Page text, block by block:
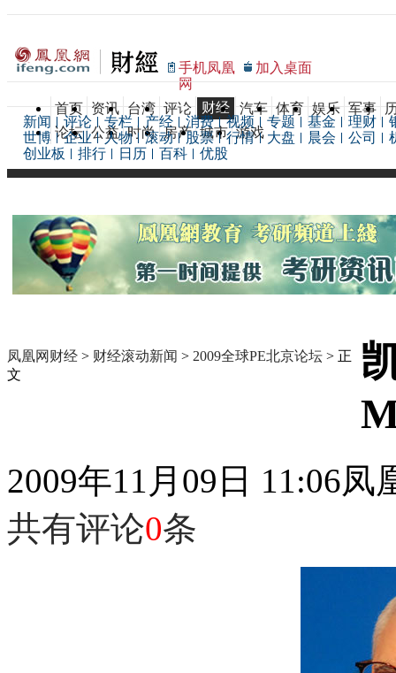
手机凤凰
网
加入桌面
首页 资讯 台湾 评论 财经 汽车 体育 娱乐 军事
论坛 公益 时尚 房产 城市 游戏
新闻 评论 专栏 产经 消费 视频 专题 基金 理财
世博
企业 人物 滚动 股票 行情 大盘 晨会 公司
创业板
排行 日历 百科 优股
凤凰网财经 > 财经滚动新闻 > 2009全球PE北京论坛 > 正
文
2009年11月09日 11:06凤
共有评论0条